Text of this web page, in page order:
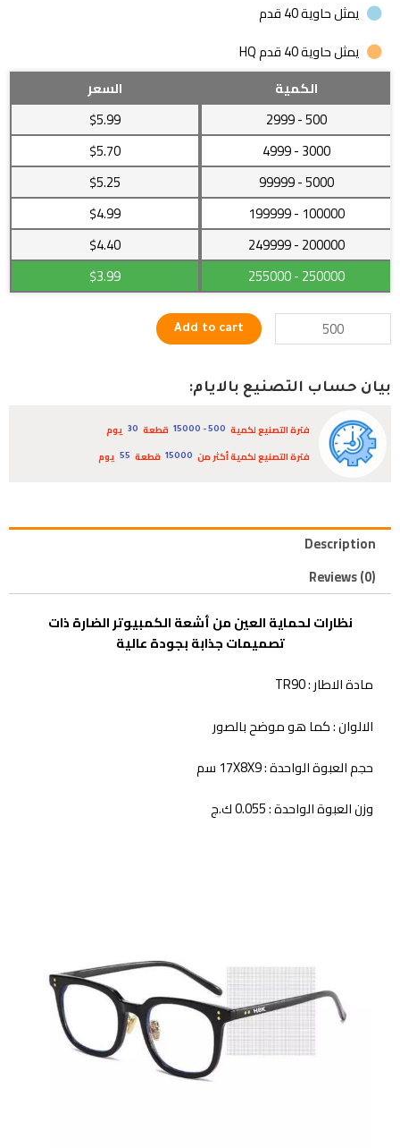
يمثل حاوية 40 قدم
يمثل حاوية 40 قدم HQ
الكمية
السعر
500
- 2999
$5.99
3000
- 4999
$5.70
5000
- 99999
$5.25
100000
- 199999
$4.99
200000
- 249999
$4.40
250000
- 255000
$3.99
لحماية
من
أشعة
الضارة
ذات
تصميمات
جذابة
بجودة
Add to cart
بيان حساب التصنيع بالايام:
فترة التصنيع لكمية 500 - 15000 قطعة 30
يوم
فترة التصنيع لكمية أكثر من
15000 قطعة 55 يوم
Description
Reviews (0)
نظارات لحماية العين من أشعة الكمبيوتر الضارة ذات
تصميمات جذابة بجودة عالية
مادة الاطار : TR90
الالوان : كما هو موضح بالصور
حجم العبوة الواحدة : 17X8X9 سم
وزن العبوة الواحدة : 0.055 ك.ج